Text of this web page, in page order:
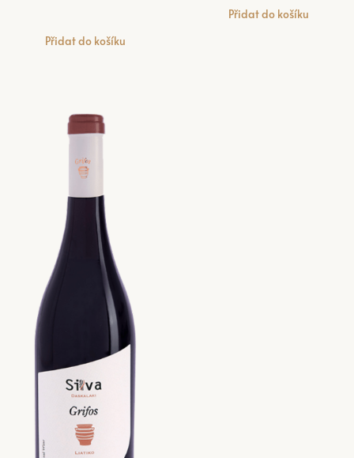
Přidat do košíku
Přidat do košíku